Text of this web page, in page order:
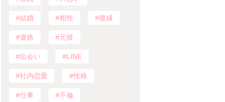
結婚 相性 復縁
連絡 元彼
出会い LINE
社内恋愛 性格
仕事 不倫